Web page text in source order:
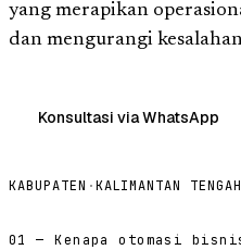
yang merapikan
dan mengurangi
Konsultasi via WhatsApp
KABUPATEN ·KALIMANTAN TENGAH
01 — Kenapa otomasi